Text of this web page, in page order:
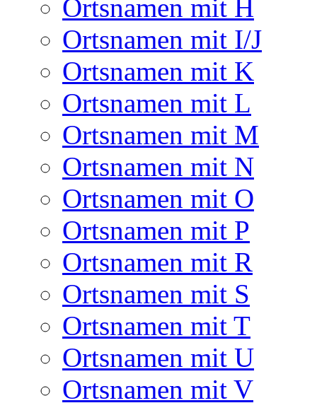
Ortsnamen mit H
Ortsnamen mit I/J
Ortsnamen mit K
Ortsnamen mit L
Ortsnamen mit M
Ortsnamen mit N
Ortsnamen mit O
Ortsnamen mit P
Ortsnamen mit R
Ortsnamen mit S
Ortsnamen mit T
Ortsnamen mit U
Ortsnamen mit V